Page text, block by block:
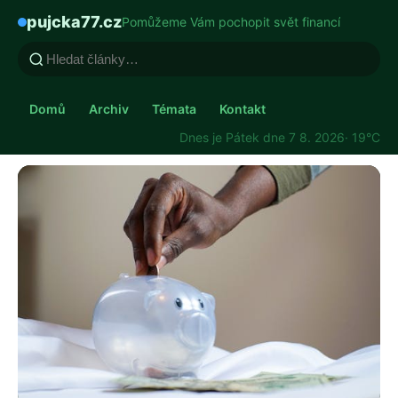
pujcka77.czPomůžeme Vám pochopit svět financí
Domů Archiv Témata
Kontakt
Dnes je Pátek dne 7 8. 2026· 19°C